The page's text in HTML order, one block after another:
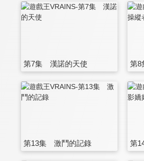
第7集 漢諾的天使 第
第13集 激鬥的記錄 第